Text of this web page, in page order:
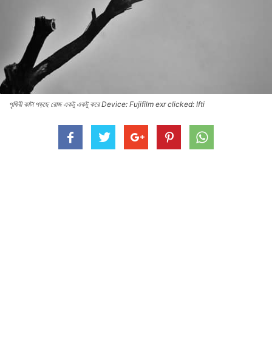
পৃথিবী কাটা পড়ছে রোজ একটু একটু করে Device: Fujifilm exr clicked: Ifti